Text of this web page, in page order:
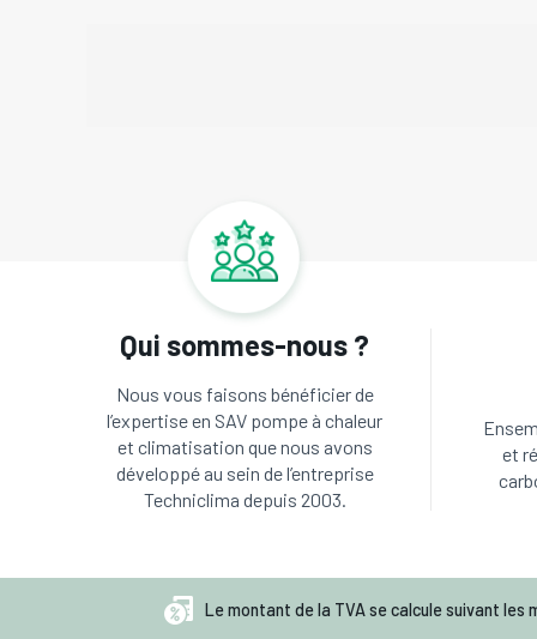
Qui sommes-nous ?
Nous vous faisons bénéficier de
l’expertise en SAV pompe à chaleur
et climatisation que nous avons
développé au sein de l’entreprise
Techniclima depuis 2003.
et
Le montant de la TVA se calcule suivant